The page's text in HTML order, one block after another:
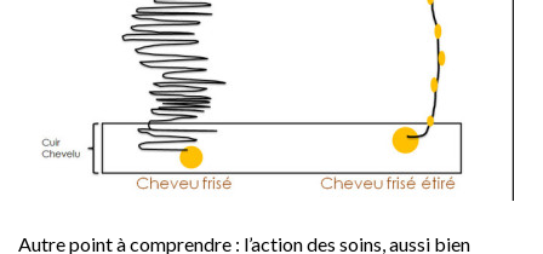
Autre point à comprendre : l’action des soins, aussi bien